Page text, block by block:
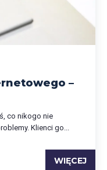
–
co nikogo nie
Klienci go...
WIĘCEJ